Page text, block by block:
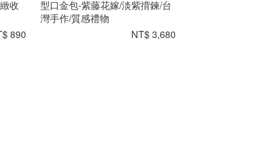
收
890
型口金包-紫藤花嫁/淡紫揹鍊/台
灣手作/質感禮物
NT$ 3,680